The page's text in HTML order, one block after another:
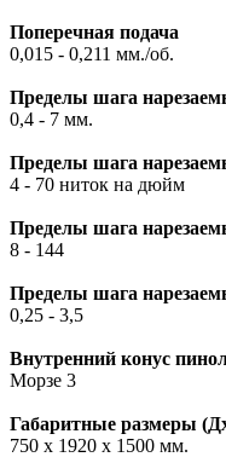
Поперечная подача
0,015 - 0,211 мм./об.
Пределы шага
0,4 - 7 мм.
Пределы шага
4 - 70 ниток на дюйм
Пределы шага
8 - 144
Пределы шага
0,25 - 3,5
Внутренний конус
Морзе 3
Габаритные размеры
750 х 1920 х 1500 мм.